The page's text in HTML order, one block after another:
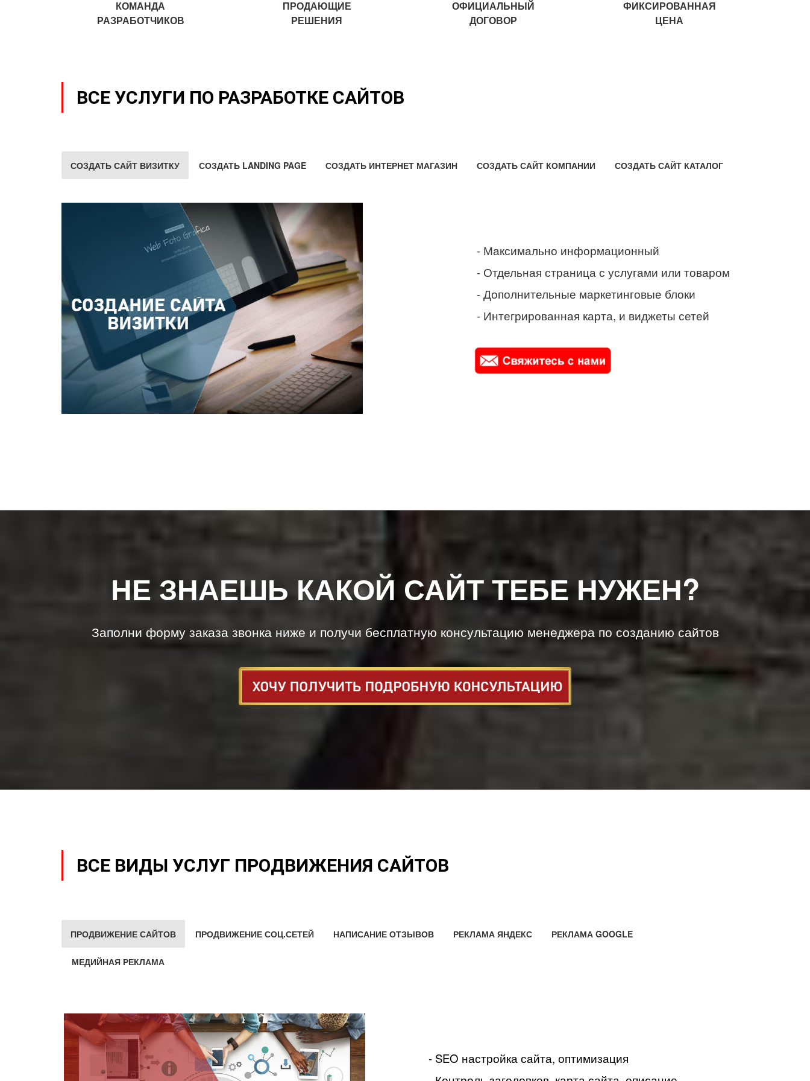
КОМАНДА
РАЗРАБОТЧИКОВ
ПРОДАЮЩИЕ
РЕШЕНИЯ
ОФИЦИАЛЬНЫЙ
ДОГОВОР
ФИКСИРОВАННАЯ
ЦЕНА
ВСЕ УСЛУГИ ПО РАЗРАБОТКЕ САЙТОВ
СОЗДАТЬ САЙТ ВИЗИТКУ СОЗДАТЬ LANDING PAGE СОЗДАТЬ ИНТЕРНЕТ МАГАЗИН СОЗДАТЬ САЙТ КОМПАНИИ СОЗДАТЬ САЙТ КАТАЛОГ
- Максимально информационный
- Отдельная страница с услугами или товаром
- Дополнительные маркетинговые блоки
- Интегрированная карта, и виджеты сетей
НЕ ЗНАЕШЬ КАКОЙ САЙТ ТЕБЕ НУЖЕН?
Заполни форму заказа звонка ниже и получи бесплатную консультацию менеджера по созданию сайтов
ВСЕ ВИДЫ УСЛУГ ПРОДВИЖЕНИЯ САЙТОВ
ПРОДВИЖЕНИЕ САЙТОВ ПРОДВИЖЕНИЕ СОЦ.СЕТЕЙ НАПИСАНИЕ ОТЗЫВОВ РЕКЛАМА ЯНДЕКС РЕКЛАМА GOOGLE
МЕДИЙНАЯ РЕКЛАМА
- SEO настройка сайта, оптимизация